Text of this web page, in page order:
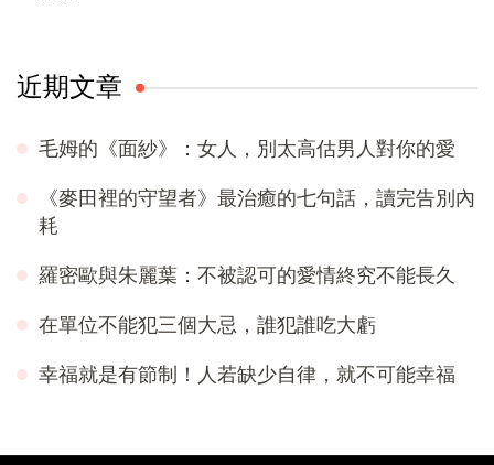
近期文章
毛姆的《面紗》：女人，別太高估男人對你的愛
《麥田裡的守望者》最治癒的七句話，讀完告別內
耗
羅密歐與朱麗葉：不被認可的愛情終究不能長久
在單位不能犯三個大忌，誰犯誰吃大虧
幸福就是有節制！人若缺少自律，就不可能幸福